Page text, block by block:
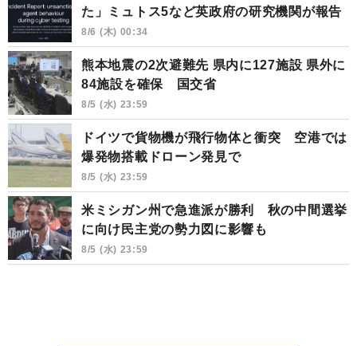
た」ミュトス5など英政府の研究機関が報告
8/6 (木) 00:34
熊本地震の2次避難先 県内に127施設 県外に
84施設を確保 国交省
8/5 (水) 23:59
ドイツで貨物機が飛行物体と衝突 空港では
爆発物搭載ドローン発見で
8/5 (水) 23:59
米ミシガン州で急進派が勝利 秋の中間選挙
に向け民主党の勢力図に影響も
8/5 (水) 23:59